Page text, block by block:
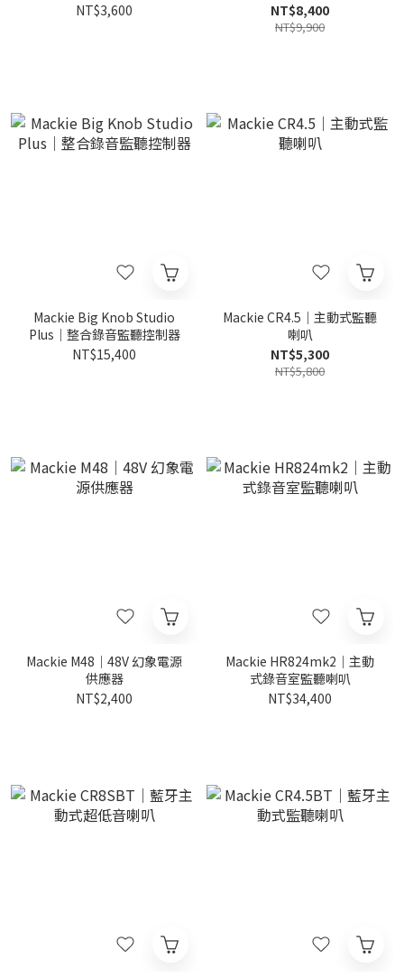
NT$3,600
NT$8,400
NT$9,900
Mackie Big Knob Studio
Plus｜整合錄音監聽控制器
NT$15,400
Mackie CR4.5｜主動式監聽
喇叭
NT$5,300
NT$5,800
Mackie M48｜48V 幻象電源
供應器
NT$2,400
Mackie HR824mk2｜主動
式錄音室監聽喇叭
NT$34,400